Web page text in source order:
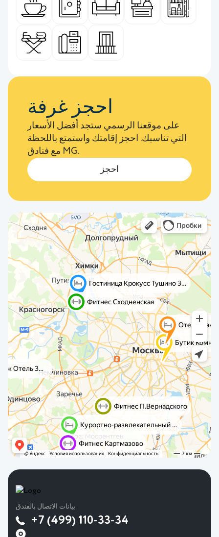
احجز غرفة
على موقعنا الرسمي ستجد أفضل الأسعار
التي تناسبك. احجز إقامتك واستمتع باللحظة
مع فنادق MG.
احجز
بيانات الاتصال بالفندق
+7 (499) 110-33-34